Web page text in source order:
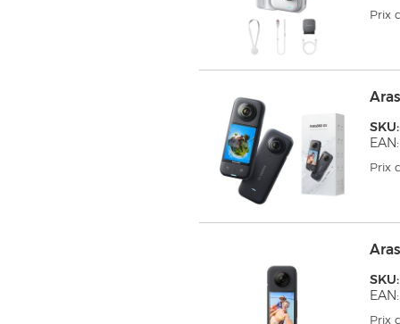
Prix
Prix
Prix